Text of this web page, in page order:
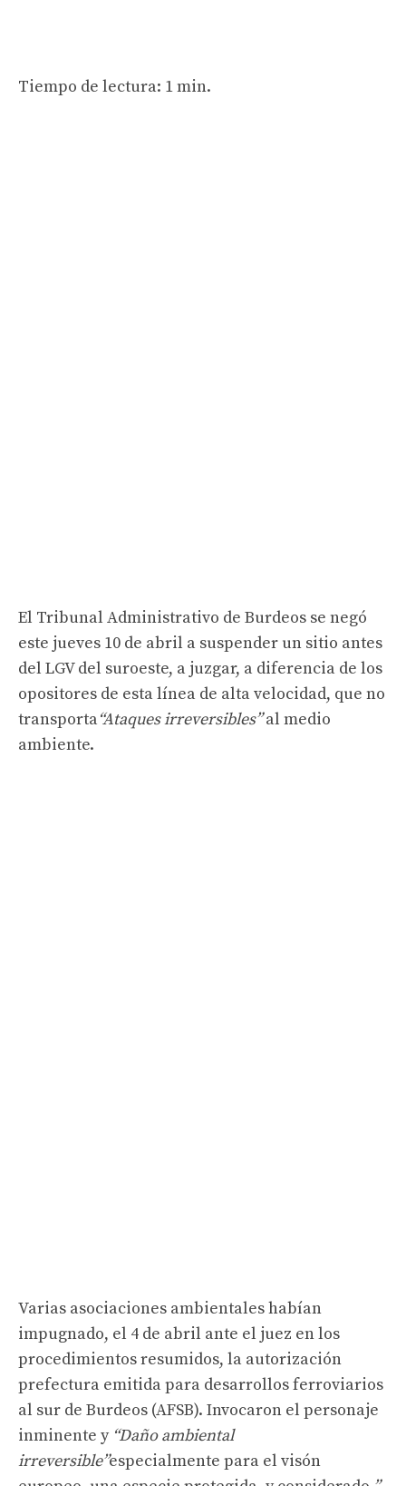
Tiempo de lectura: 1 min.
El Tribunal Administrativo de Burdeos se negó
este jueves 10 de abril a suspender un sitio antes
del LGV del suroeste, a juzgar, a diferencia de los
opositores de esta línea de alta velocidad, que no
transporta“Ataques irreversibles”al medio
ambiente.
Varias asociaciones ambientales habían
impugnado, el 4 de abril ante el juez en los
procedimientos resumidos, la autorización
prefectura emitida para desarrollos ferroviarios
al sur de Burdeos (AFSB). Invocaron el personaje
inminente y “Daño ambiental
irreversible”especialmente para el visón